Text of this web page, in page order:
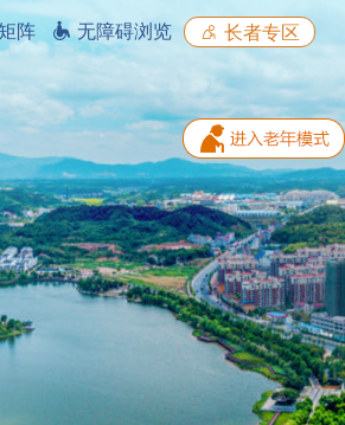
阵 无障碍浏览 长者专区